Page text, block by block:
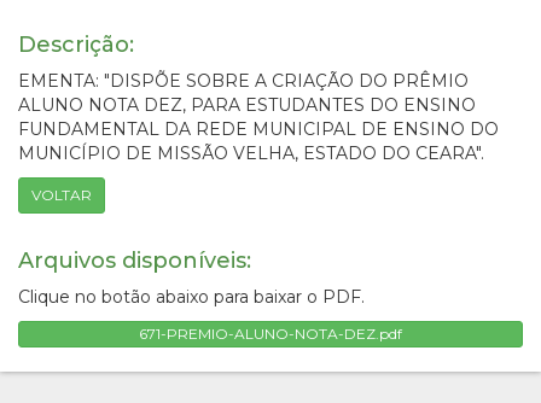
Descrição:
EMENTA: "DISPÕE SOBRE A CRIAÇÃO DO PRÊMIO
ALUNO NOTA DEZ, PARA ESTUDANTES DO ENSINO
FUNDAMENTAL DA REDE MUNICIPAL DE ENSINO DO
MUNICÍPIO DE MISSÃO VELHA, ESTADO DO CEARA".
VOLTAR
Arquivos disponíveis:
Clique no botão abaixo para baixar o PDF.
671-PREMIO-ALUNO-NOTA-DEZ.pdf